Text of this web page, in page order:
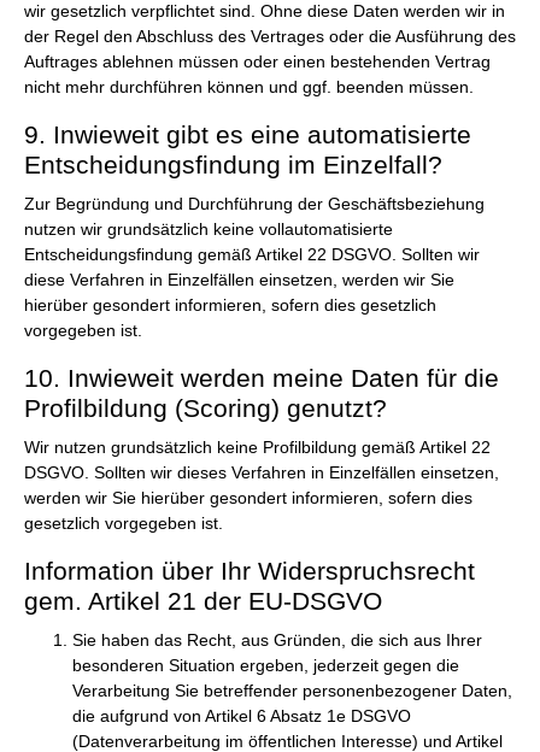
wir gesetzlich verpflichtet sind. Ohne diese Daten werden wir in
der Regel den Abschluss des Vertrages oder die Ausführung des
Auftrages ablehnen müssen oder einen bestehenden Vertrag
nicht mehr durchführen können und ggf. beenden müssen.
9. Inwieweit gibt es eine automatisierte
Entscheidungsfindung im Einzelfall?
Zur Begründung und Durchführung der Geschäftsbeziehung
nutzen wir grundsätzlich keine vollautomatisierte
Entscheidungsfindung gemäß Artikel 22 DSGVO. Sollten wir
diese Verfahren in Einzelfällen einsetzen, werden wir Sie
hierüber gesondert informieren, sofern dies gesetzlich
vorgegeben ist.
10. Inwieweit werden meine Daten für die
Profilbildung (Scoring) genutzt?
Wir nutzen grundsätzlich keine Profilbildung gemäß Artikel 22
DSGVO. Sollten wir dieses Verfahren in Einzelfällen einsetzen,
werden wir Sie hierüber gesondert informieren, sofern dies
gesetzlich vorgegeben ist.
Information über Ihr Widerspruchsrecht
gem. Artikel 21 der EU-DSGVO
Sie haben das Recht, aus Gründen, die sich aus Ihrer
besonderen Situation ergeben, jederzeit gegen die
Verarbeitung Sie betreffender personenbezogener Daten,
die aufgrund von Artikel 6 Absatz 1e DSGVO
(Datenverarbeitung im öffentlichen Interesse) und Artikel